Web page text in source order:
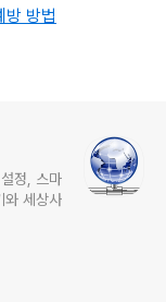
방 방법
정, 스마
와 세상사